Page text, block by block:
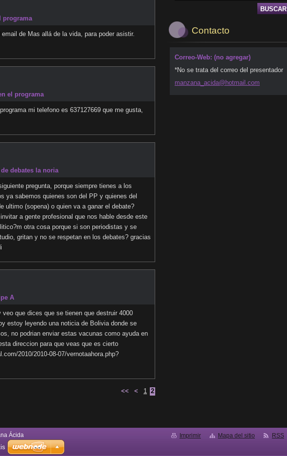
programa
de Mas allá de la vida, para poder asistir.
el programa
mi telefono es 637127669 que me gusta,
debates la noria
pregunta, porque siempre tienes a los
ya sabemos quienes son del PP y quienes del
ultimo (sopena) o quien va a ganar el debate?
a gente profesional que nos hable desde este
otra cosa porque si son periodistas y se
gritan y no se respetan en los debates? gracias
A
veo que dices que se tienen que destruir 4000
estoy leyendo una noticia de Bolivia donde se
no podrian enviar estas vacunas como ayuda en
direccion para que veas que es cierto
2010/2010-08-07/vernotaahora.php?
<< < 1 2
Contacto
Correo-Web: (no agregar)
*No se trata del correo del presentador
manzana_ acida@hotmail.com
Ácida Imprimir Mapa del sitio RSS